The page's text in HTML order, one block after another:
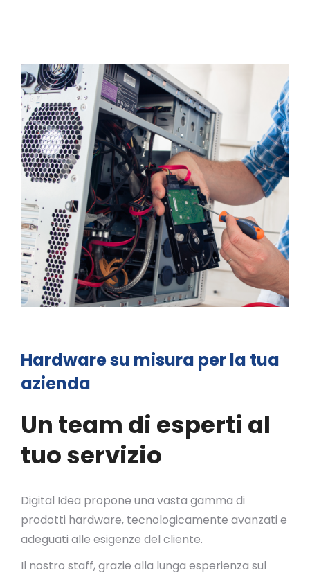
Hardware su misura per la tua
azienda
Un team di esperti al
tuo servizio
Digital Idea propone una vasta gamma di
prodotti hardware, tecnologicamente avanzati e
adeguati alle esigenze del cliente.
Il nostro staff, grazie alla lunga esperienza sul